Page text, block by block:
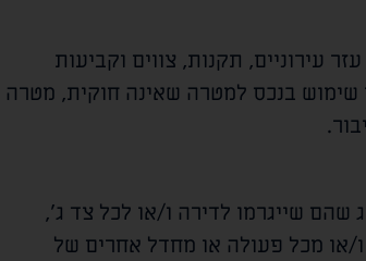
עירוניים, תקנות, צווים וקביעות
שימוש בנכס למטרה שאינה חוקית, מטרה
שהם שייגרמו לדירה ו/או לכל צד ג',
או מכל פעולה או מחדל אחרים של